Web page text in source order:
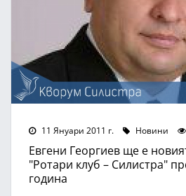
11 Януари 2011 г. Новини
Евгени Георгиев ще e
"Ротари клуб – Силистра"
година